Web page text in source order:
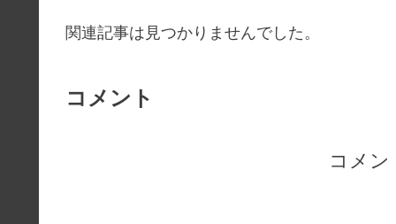
関連記事は見つかりませんでした。
コメント
コメン